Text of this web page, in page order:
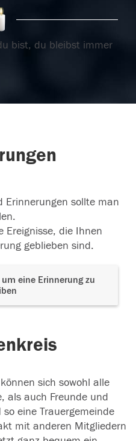
bist, du bleibst immer
Erinnerungen sollte man
Ereignisse, die Ihnen
geblieben sind.
eine Erinnerung zu
sich sowohl alle
als auch Freunde und
eine Trauergemeinde
mit anderen Mitgliedern